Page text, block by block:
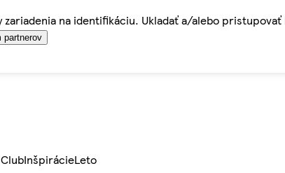
na identifikáciu. Ukladať a/alebo
partnerov
InšpirácieLeto